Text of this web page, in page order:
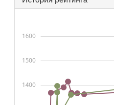
1400
1500
1600